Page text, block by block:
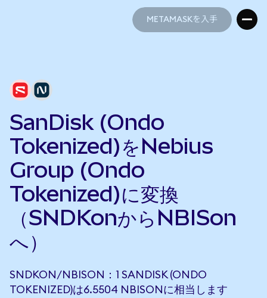
METAMASKを入手
SanDisk (Ondo
Tokenized)をNebius
Group (Ondo
Tokenized)に変換
（SNDKonからNBISon
へ）
SNDKON/NBISON：1 SANDISK (ONDO
TOKENIZED)は6.5504 NBISONに相当します